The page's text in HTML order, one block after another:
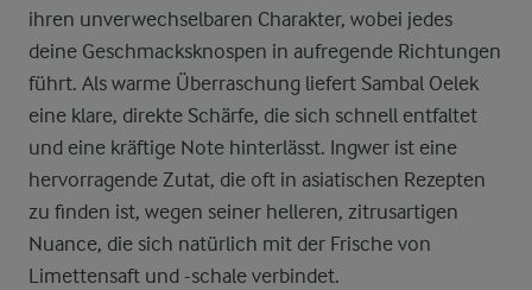
ihren unverwechselbaren Charakter, wobei jedes
deine Geschmacksknospen in aufregende Richtungen
führt. Als warme Überraschung liefert Sambal Oelek
eine klare, direkte Schärfe, die sich schnell entfaltet
und eine kräftige Note hinterlässt. Ingwer ist eine
hervorragende Zutat, die oft in asiatischen Rezepten
zu finden ist, wegen seiner helleren, zitrusartigen
Nuance, die sich natürlich mit der Frische von
Limettensaft und -schale verbindet.